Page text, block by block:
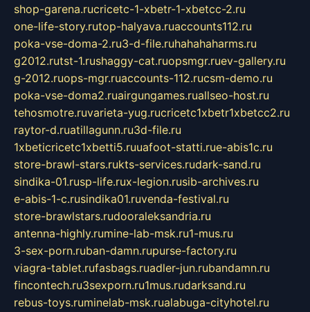
shop-garena.rucricetc-1-xbetr-1-xbetcc-2.ru
one-life-story.rutop-halyava.ruaccounts112.ru
poka-vse-doma-2.ru3-d-file.ruhahahaharms.ru
g2012.rutst-1.rushaggy-cat.ruopsmgr.ruev-gallery.ru
g-2012.ruops-mgr.ruaccounts-112.rucsm-demo.ru
poka-vse-doma2.ruairgungames.ruallseo-host.ru
tehosmotre.ruvarieta-yug.rucricetc1xbetr1xbetcc2.ru
raytor-d.ruatillagunn.ru3d-file.ru
1xbeticricetc1xbetti5.ruuafoot-statti.rue-abis1c.ru
store-brawl-stars.rukts-services.rudark-sand.ru
sindika-01.rusp-life.rux-legion.rusib-archives.ru
e-abis-1-c.rusindika01.ruvenda-festival.ru
store-brawlstars.rudooraleksandria.ru
antenna-highly.rumine-lab-msk.ru1-mus.ru
3-sex-porn.ruban-damn.rupurse-factory.ru
viagra-tablet.rufasbags.ruadler-jun.rubandamn.ru
fincontech.ru3sexporn.ru1mus.rudarksand.ru
rebus-toys.ruminelab-msk.rualabuga-cityhotel.ru